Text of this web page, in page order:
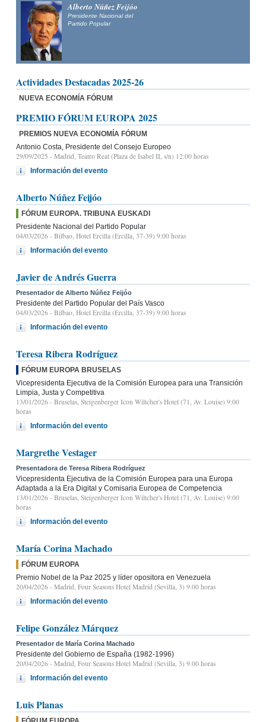
Alberto Núñez Feijóo
Presidente Nacional del
Partido Popular
Actividades Destacadas 2025-26
NUEVA ECONOMÍA FÓRUM
PREMIO FÓRUM EUROPA 2025
PREMIOS NUEVA ECONOMÍA FÓRUM
Antonio Costa, Presidente del Consejo Europeo
29/09/2025 - Madrid, Teatro Real (Plaza de Isabel II, s/n) 12:00 horas
Información del evento
Alberto Núñez Feijóo
FÓRUM EUROPA. TRIBUNA EUSKADI
Presidente Nacional del Partido Popular
04/03/2026 - Bilbao, Hotel Ercilla (Ercilla, 37-39) 9:00 horas
Información del evento
Javier de Andrés Guerra
Presentador de Alberto Núñez Feijóo
Presidente del Partido Popular del País Vasco
04/03/2026 - Bilbao, Hotel Ercilla (Ercilla, 37-39) 9:00 horas
Información del evento
Teresa Ribera Rodríguez
FÓRUM EUROPA BRUSELAS
Vicepresidenta Ejecutiva de la Comisión Europea para una Transición
Limpia, Justa y Competitiva
13/01/2026 - Bruselas, Steigenberger Icon Wiltcher's Hotel (71, Av. Louise) 9:00
horas
Información del evento
Margrethe Vestager
Presentadora de Teresa Ribera Rodríguez
Vicepresidenta Ejecutiva de la Comisión Europea para una Europa
Adaptada a la Era Digital y Comisaria Europea de Competencia
13/01/2026 - Bruselas, Steigenberger Icon Wiltcher's Hotel (71, Av. Louise) 9:00
horas
Información del evento
María Corina Machado
FÓRUM EUROPA
Premio Nobel de la Paz 2025 y líder opositora en Venezuela
20/04/2026 - Madrid, Four Seasons Hotel Madrid (Sevilla, 3) 9.00 horas
Información del evento
Felipe González Márquez
Presentador de María Corina Machado
Presidente del Gobierno de España (1982-1996)
20/04/2026 - Madrid, Four Seasons Hotel Madrid (Sevilla, 3) 9.00 horas
Información del evento
Luis Planas